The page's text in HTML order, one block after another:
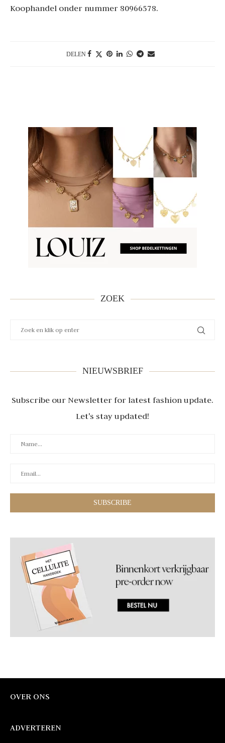
Koophandel onder nummer 80966578.
DELEN
ZOEK
NIEUWSBRIEF
Subscribe our Newsletter for latest fashion update.
Let's stay updated!
OVER ONS
ADVERTEREN